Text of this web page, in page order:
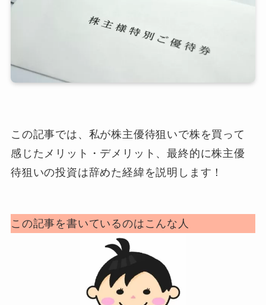
この記事では、私が株主優待狙いで株を買って
感じたメリット・デメリット、最終的に株主優
待狙いの投資は辞めた経緯を説明します！
この記事を書いているのはこんな人